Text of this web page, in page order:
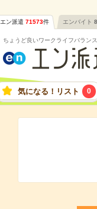
エン派遣 71573件 エンバイト
ちょうど良いワークライフバラン
気になる！リスト 0